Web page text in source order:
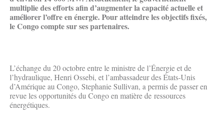
multiplie des efforts afin d’augmenter la capacité actuelle et
améliorer l’offre en énergie. Pour atteindre les objectifs fixés,
le Congo compte sur ses partenaires.
L’échange du 20 octobre entre le ministre de l’Énergie et de
l’hydraulique, Henri Ossebi, et l’ambassadeur des États-Unis
d’Amérique au Congo, Stephanie Sullivan, a permis de passer en
revue les opportunités du Congo en matière de ressources
énergétiques.